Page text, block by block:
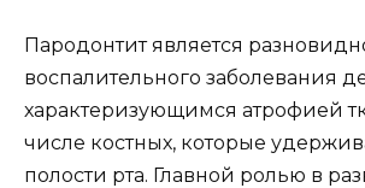
Пародонтит является
воспалительного заболевания
характеризующимся атрофией
числе костных, которые
полости рта. Главной ролью в